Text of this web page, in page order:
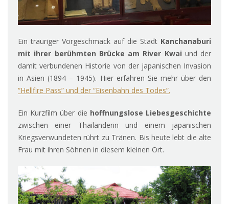
Ein trauriger Vorgeschmack auf die Stadt Kanchanaburi
mit ihrer berühmten Brücke am River Kwai und der
damit verbundenen Historie von der japanischen Invasion
in Asien (1894 – 1945). Hier erfahren Sie mehr über den
“Hellfire Pass” und der “Eisenbahn des Todes”.
Ein Kurzfilm über die hoffnungslose Liebesgeschichte
zwischen einer Thailänderin und einem japanischen
Kriegsverwundeten rührt zu Tränen. Bis heute lebt die alte
Frau mit ihren Söhnen in diesem kleinen Ort.